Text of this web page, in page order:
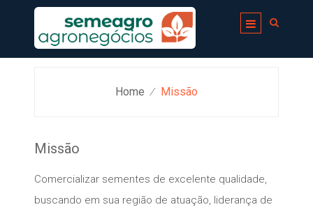
Home ⁄ Missão
Missão
Comercializar sementes de excelente qualidade,
buscando em sua região de atuação, liderança de